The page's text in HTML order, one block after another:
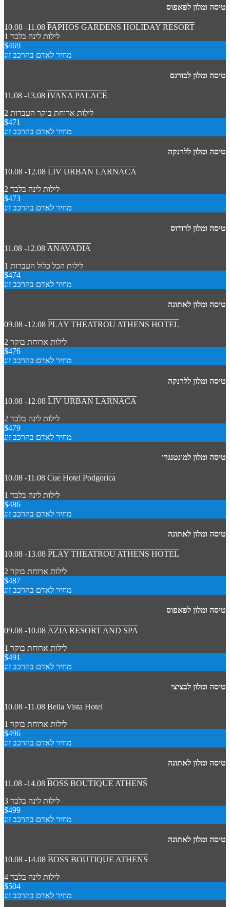
טיסה ומלון לפאפוס
10.08 -11.08 PAPHOS GARDENS HOLIDAY RESORT
1 לילות לינה בלבד
$469
מחיר לאדם בהרכב זוג
טיסה ומלון לבורגס
11.08 -13.08 IVANA PALACE
2 לילות ארוחת בוקר העברות
$471
מחיר לאדם בהרכב זוג
טיסה ומלון ללרנקה
10.08 -12.08 LIV URBAN LARNACA
2 לילות לינה בלבד
$473
מחיר לאדם בהרכב זוג
טיסה ומלון לרודוס
11.08 -12.08 ANAVADIA
1 לילות הכל כלול העברות
$474
מחיר לאדם בהרכב זוג
טיסה ומלון לאתונה
09.08 -12.08 PLAY THEATROU ATHENS HOTEL
2 לילות ארוחת בוקר
$476
מחיר לאדם בהרכב זוג
טיסה ומלון ללרנקה
10.08 -12.08 LIV URBAN LARNACA
2 לילות לינה בלבד
$479
מחיר לאדם בהרכב זוג
טיסה ומלון למונטנגרו
10.08 -11.08 Cue Hotel Podgorica
1 לילות לינה בלבד
$486
מחיר לאדם בהרכב זוג
טיסה ומלון לאתונה
10.08 -13.08 PLAY THEATROU ATHENS HOTEL
2 לילות ארוחת בוקר
$487
מחיר לאדם בהרכב זוג
טיסה ומלון לפאפוס
09.08 -10.08 AZIA RESORT AND SPA
1 לילות ארוחת בוקר
$491
מחיר לאדם בהרכב זוג
טיסה ומלון לבציצי
10.08 -11.08 Bella Vista Hotel
1 לילות ארוחת בוקר
$496
מחיר לאדם בהרכב זוג
טיסה ומלון לאתונה
11.08 -14.08 BOSS BOUTIQUE ATHENS
3 לילות לינה בלבד
$499
מחיר לאדם בהרכב זוג
טיסה ומלון לאתונה
10.08 -14.08 BOSS BOUTIQUE ATHENS
4 לילות לינה בלבד
$504
מחיר לאדם בהרכב זוג